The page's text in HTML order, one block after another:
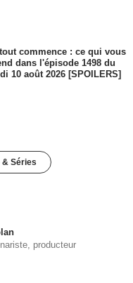
commence : ce qui vous
dans l'épisode 1498 du
10 août 2026 [SPOILERS]
& Séries
producteur